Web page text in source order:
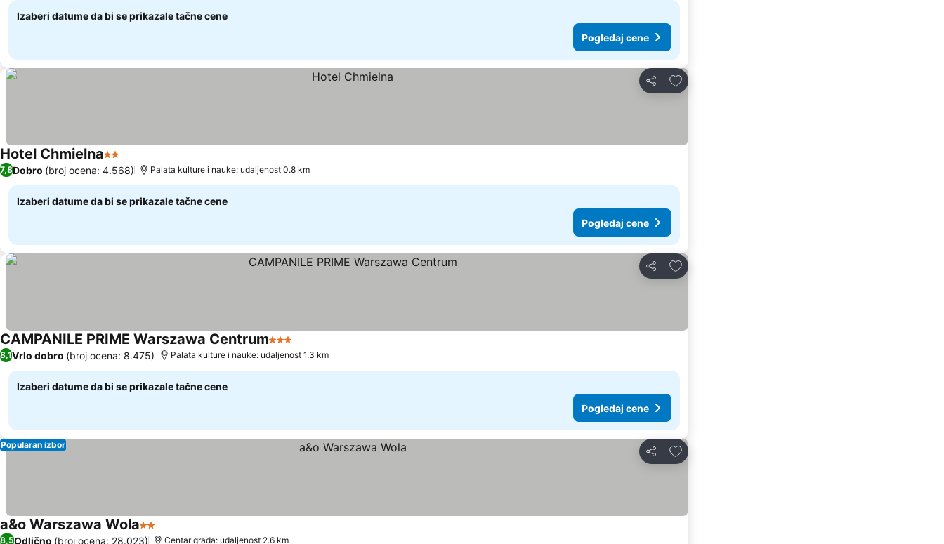
Izaberi datume da bi se prikazale tačne cene
Pogledaj cene
Deli
Dodati u favorite
Hotel Chmielna2 ZvezdicePogledaj cene
7,8Dobro (broj ocena: 4.568) Palata kulture i nauke: udaljenost 0.8 km
Izaberi datume da bi se prikazale tačne cene
Pogledaj cene
Deli
Dodati u favorite
CAMPANILE PRIME Warszawa Centrum3 Zvezdice
8,1Vrlo dobro (broj ocena: 8.475) Palata kulture i nauke: udaljenost 1.3 km
Izaberi datume da bi se prikazale tačne cene
Pogledaj cene
Deli
Dodati u favorite
Popularan izbor
a&o Warszawa Wola2 Zvezdice
Pogledaj cene
8,5Odlično (broj ocena: 28.023) Centar grada: udaljenost 2.6 km